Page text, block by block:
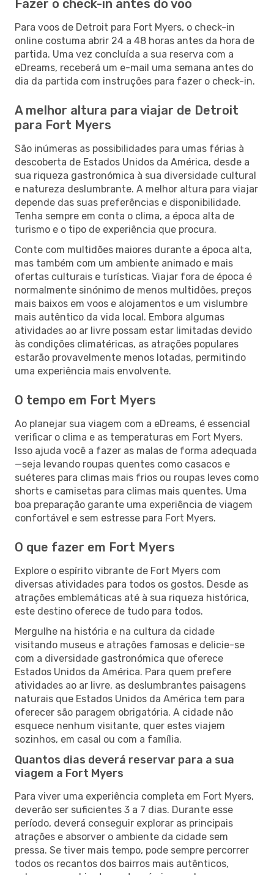
Fazer o check-in antes do voo
Para voos de Detroit para Fort Myers, o check-in
online costuma abrir 24 a 48 horas antes da hora de
partida. Uma vez concluída a sua reserva com a
eDreams, receberá um e-mail uma semana antes do
dia da partida com instruções para fazer o check-in.
A melhor altura para viajar de Detroit
para Fort Myers
São inúmeras as possibilidades para umas férias à
descoberta de Estados Unidos da América, desde a
sua riqueza gastronómica à sua diversidade cultural
e natureza deslumbrante. A melhor altura para viajar
depende das suas preferências e disponibilidade.
Tenha sempre em conta o clima, a época alta de
turismo e o tipo de experiência que procura.
Conte com multidões maiores durante a época alta,
mas também com um ambiente animado e mais
ofertas culturais e turísticas. Viajar fora de época é
normalmente sinónimo de menos multidões, preços
mais baixos em voos e alojamentos e um vislumbre
mais autêntico da vida local. Embora algumas
atividades ao ar livre possam estar limitadas devido
às condições climatéricas, as atrações populares
estarão provavelmente menos lotadas, permitindo
uma experiência mais envolvente.
O tempo em Fort Myers
Ao planejar sua viagem com a eDreams, é essencial
verificar o clima e as temperaturas em Fort Myers.
Isso ajuda você a fazer as malas de forma adequada
—seja levando roupas quentes como casacos e
suéteres para climas mais frios ou roupas leves como
shorts e camisetas para climas mais quentes. Uma
boa preparação garante uma experiência de viagem
confortável e sem estresse para Fort Myers.
O que fazer em Fort Myers
Explore o espírito vibrante de Fort Myers com
diversas atividades para todos os gostos. Desde as
atrações emblemáticas até à sua riqueza histórica,
este destino oferece de tudo para todos.
Mergulhe na história e na cultura da cidade
visitando museus e atrações famosas e delicie-se
com a diversidade gastronómica que oferece
Estados Unidos da América. Para quem prefere
atividades ao ar livre, as deslumbrantes paisagens
naturais que Estados Unidos da América tem para
oferecer são paragem obrigatória. A cidade não
esquece nenhum visitante, quer estes viajem
sozinhos, em casal ou com a família.
Quantos dias deverá reservar para a sua
viagem a Fort Myers
Para viver uma experiência completa em Fort Myers,
deverão ser suficientes 3 a 7 dias. Durante esse
período, deverá conseguir explorar as principais
atrações e absorver o ambiente da cidade sem
pressa. Se tiver mais tempo, pode sempre percorrer
todos os recantos dos bairros mais autênticos,